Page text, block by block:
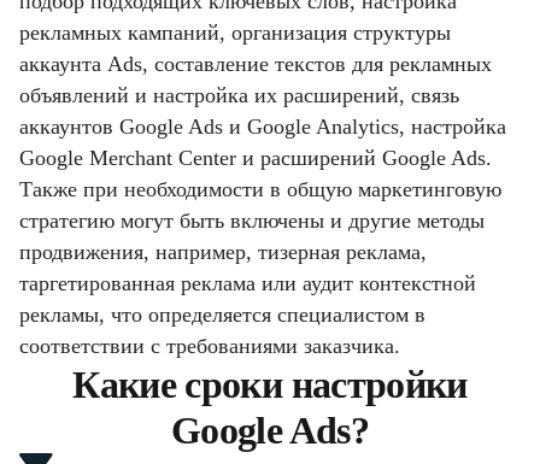
рекламных кампаний, организация структуры
аккаунта Ads, составление текстов для рекламных
объявлений и настройка их расширений, связь
аккаунтов Google Ads и Google Analytics, настройка
Google Merchant Center и расширений Google Ads.
Также при необходимости в общую маркетинговую
стратегию могут быть включены и другие методы
продвижения, например, тизерная реклама,
таргетированная реклама или аудит контекстной
рекламы, что определяется специалистом в
соответствии с требованиями заказчика.
Какие сроки настройки
Google Ads?